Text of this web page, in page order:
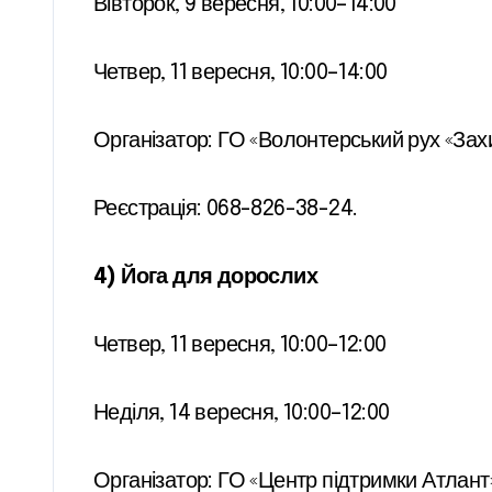
Вівторок, 9 вересня, 10:00–14:00
Четвер, 11 вересня, 10:00–14:00
Організатор: ГО «Волонтерський рух
Реєстрація: 068-826-38-24.
4) Йога для дорослих
Четвер, 11 вересня, 10:00–12:00
Неділя, 14 вересня, 10:00–12:00
Організатор: ГО «Центр підтримки